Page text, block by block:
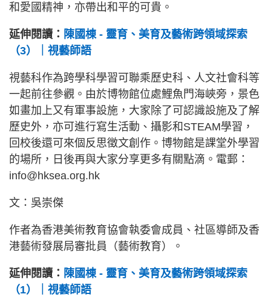
和愛國精神，亦帶出和平的可貴。
延伸閱讀： 陳國棟 - 靈育、美育及藝術跨領域探索
（3）｜視藝師語
視藝科作為跨學科學習可聯乘歷史科、人文社會科等
一起前往參觀。由於博物館位處鯉魚門海峽旁，景色
如畫加上又有軍事設施，大家除了可認識設施及了解
歷史外，亦可進行寫生活動、攝影和STEAM學習，
回校後還可來個反思徵文創作。博物館是課堂外學習
的場所，日後再與大家分享更多有關點滴。電郵：
info@hksea.org.hk
文：吳崇傑
作者為香港美術教育協會執委會成員、社區導師及香
港藝術發展局審批員（藝術教育）。
延伸閱讀： 陳國棟 - 靈育、美育及藝術跨領域探索
（1）｜視藝師語